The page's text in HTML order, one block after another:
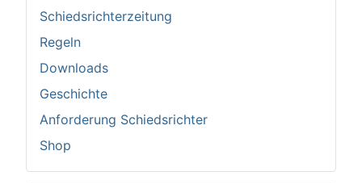
Schiedsrichterzeitung
Regeln
Downloads
Geschichte
Anforderung Schiedsrichter
Shop